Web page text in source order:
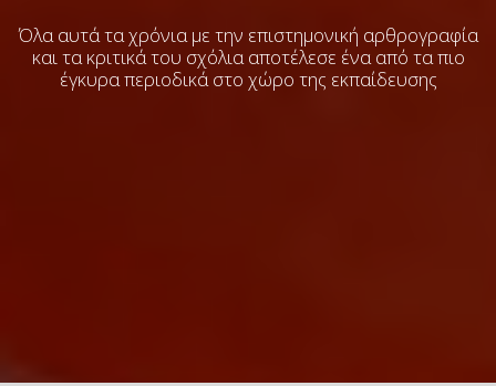
Όλα αυτά τα χρόνια με την επιστημονική αρθρογραφία
και τα κριτικά του σχόλιααποτέλεσε ένα από τα πιο
έγκυρα περιοδικά στο χώρο της εκπαίδευσης